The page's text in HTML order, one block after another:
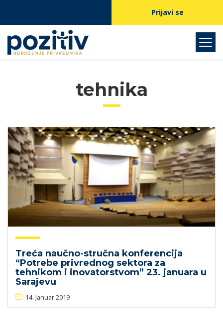
Prijavi se
tehnika
Treća naučno-stručna konferencija
“Potrebe privrednog sektora za
tehnikom i inovatorstvom” 23. januara u
Sarajevu
14. Januar 2019